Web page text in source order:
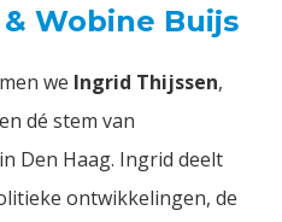
Wobine Buijs
we Ingrid Thijssen,
dé stem van
Den Haag. Ingrid deelt
ontwikkelingen, de